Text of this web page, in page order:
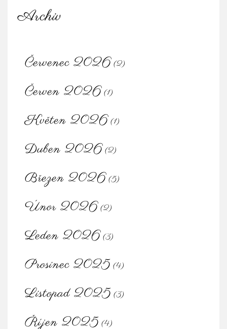
Archiv
Červenec 2026 (2)
Červen 2026 (1)
Květen 2026 (1)
Duben 2026 (2)
Březen 2026 (5)
Únor 2026 (2)
Leden 2026 (3)
Prosinec 2025 (4)
Listopad 2025 (3)
Říjen 2025 (4)